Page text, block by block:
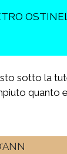
sotto la
quanto